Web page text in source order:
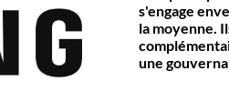
s'engage
la moyenne.
une